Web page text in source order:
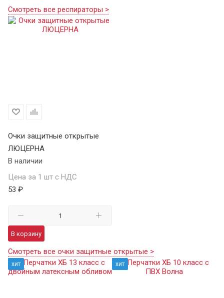
Смотреть все респираторы >
Очки защитные открытые
ЛЮЦЕРНА
В наличии
Цена за 1 шт с НДС
53 ₽
В корзину
Смотреть все очки защитные открытые >
хит хит